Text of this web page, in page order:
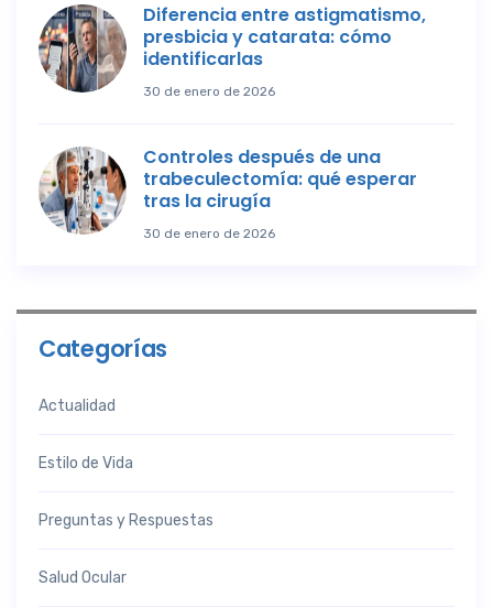
Diferencia entre astigmatismo,
presbicia y catarata: cómo
identificarlas
30 de enero de 2026
Controles después de una
trabeculectomía: qué esperar
tras la cirugía
30 de enero de 2026
Categorías
Actualidad
Estilo de Vida
Preguntas y Respuestas
Salud Ocular